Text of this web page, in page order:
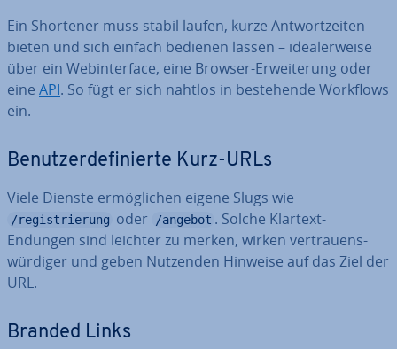
Ein Shortener muss stabil laufen, kurze Ant­wort­zei­ten
bieten und sich einfach bedienen lassen – idea­ler­wei­se
über ein Web­in­ter­face, eine Browser-Er­wei­te­rung oder
eine API. So fügt er sich nahtlos in be­stehen­de Workflows
ein.
Be­nut­zer­de­fi­nier­te Kurz-URLs
Viele Dienste er­mög­li­chen eigene Slugs wie
/registrierung oder /angebot . Solche Klartext-
Endungen sind leichter zu merken, wirken ver­trau­ens­
wür­di­ger und geben Nutzenden Hinweise auf das Ziel der
URL.
Branded Links